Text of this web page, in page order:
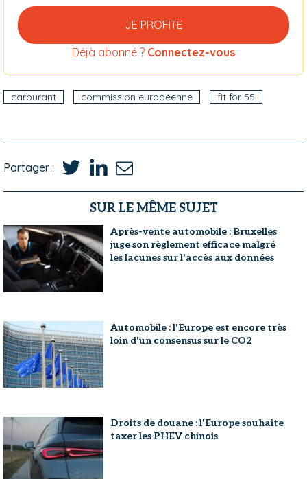
JE PROFITE
Déjà abonné ? Connectez-vous
carburant commission européenne fit for 55
Partager :
SUR LE MÊME SUJET
Après-vente automobile : Bruxelles
juge son règlement efficace malgré
les lacunes sur l'accès aux données
Automobile : l'Europe est encore très
loin d'un consensus sur le CO2
Droits de douane : l'Europe souhaite
taxer les PHEV chinois